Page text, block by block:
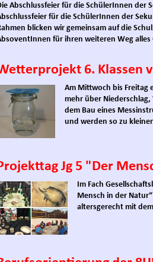
Abschlussfeier für die SchülerInnen
für die SchülerInnen der
blicken wir gemeinsam auf die
für ihren weiteren Weg alles
6. Klassen
Am Mittwoch bis Freitag
mehr über
dem Bau eines
und werden so zu
Jg 5 "Der
Im Fach
Mensch in der
altersgerecht mit